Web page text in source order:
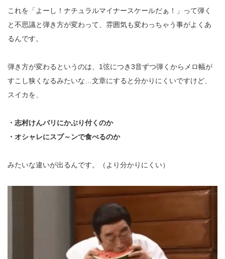
これを「よーし！ナチュラルマイナースケールだぁ！」って弾く
と不思議と弾き方が変わって、雰囲気も変わっちゃう事がよくあ
るんです。
弾き方が変わるというのは、 1弦につき3音ずつ弾くからメロ幅が
すこし狭くなるみたいな…文章にすると分かりにくいですけど、
スイカを、
・志村けんバリにかぶり付くのか
・オシャレにスプ～ンで食べるのか
みたいな違いが出るんです。（より分かりにくい）